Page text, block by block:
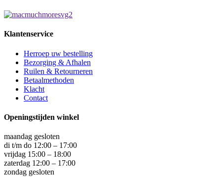
Klantenservice
Herroep uw bestelling
Bezorging & Afhalen
Ruilen & Retourneren
Betaalmethoden
Klacht
Contact
Openingstijden winkel
maandag gesloten
di t/m do 12:00 – 17:00
vrijdag 15:00 – 18:00
zaterdag 12:00 – 17:00
zondag gesloten